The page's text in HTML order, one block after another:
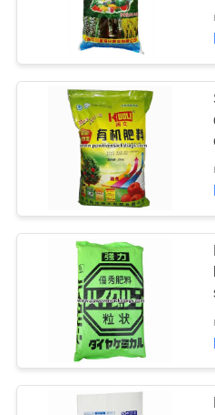
Sacs
valve
sacs en